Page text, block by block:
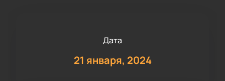
Дата
21 января, 2024